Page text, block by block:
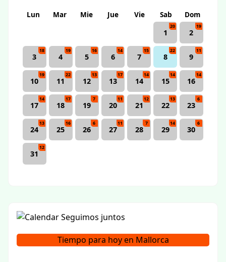
Lun Mar Mie Jue Vie Sab
Dom
1
20
2
19
3
18
4
19
5
16
6
14
7
15
8
22
9
11
10
19
11
22
12
13
13
17
14
14
15
14
16
14
17
14
18
17
19
7
20
11
21
12
22
13
23
6
24
13
25
16
26
6
27
11
28
7
29
14
30
6
31
12
Tiempo para hoy en Mallorca